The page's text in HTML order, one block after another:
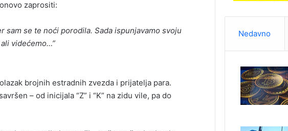
zaprositi:
sam se te noći porodila. Sada ispunjavamo svoju
videćemo…”
brojnih estradnih zvezda i prijatelja para.
– od inicijala “Z” i “K” na zidu vile, pa do
Nedavno